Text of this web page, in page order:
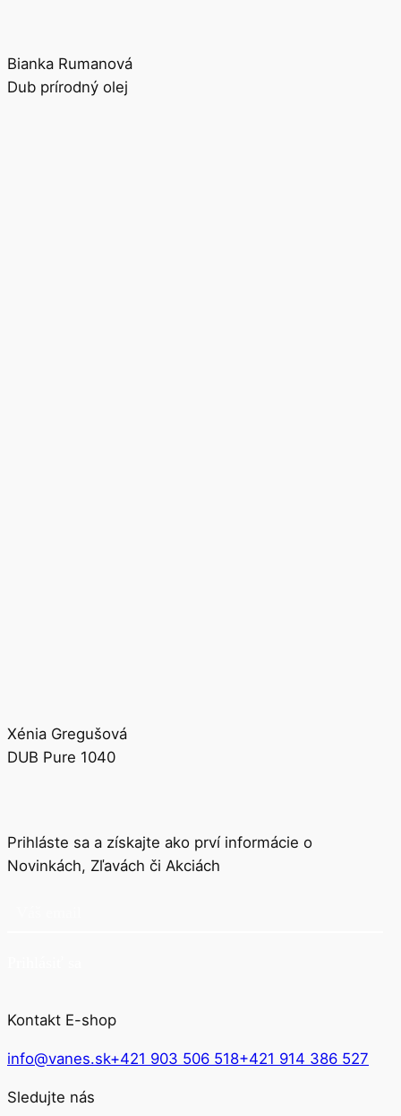
Bianka Rumanová
Dub prírodný olej
Xénia Gregušová
DUB Pure 1040
Prihláste sa a získajte ako prví informácie o
Novinkách, Zľavách či Akciách
Kontakt E-shop
info@vanes.sk+421 903 506 518+421 914 386 527
Sledujte nás